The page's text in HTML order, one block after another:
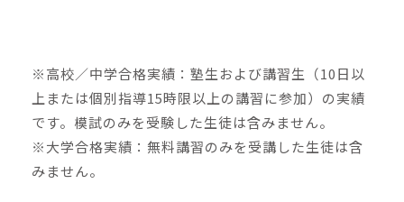
※高校／中学合格実績：塾生および講習生（10日以
上または個別指導15時限以上の講習に参加）の実績
です。模試のみを受験した生徒は含みません。
※大学合格実績：無料講習のみを受講した生徒は含
みません。